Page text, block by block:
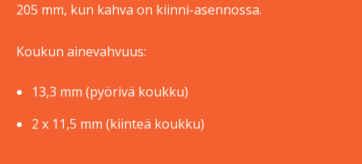
205 mm, kun kahva on kiinni-asennossa.
Koukun ainevahvuus:
13,3 mm (pyörivä koukku)
2 x 11,5 mm (kiinteä koukku)